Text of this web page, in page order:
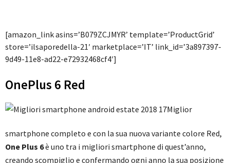
[amazon_link asins=’B079ZCJMYR’ template=’ProductGrid’
store=’ilsaporedella-21′ marketplace=’IT’ link_id=’3a897397-
9d49-11e8-ad22-e72932468cf4′]
OnePlus 6 Red
Miglior
smartphone completo e con la sua nuova variante colore Red,
One Plus 6è uno tra i migliori smartphone di quest’anno,
creando scompiglio e confermando ogni anno la sua posizione